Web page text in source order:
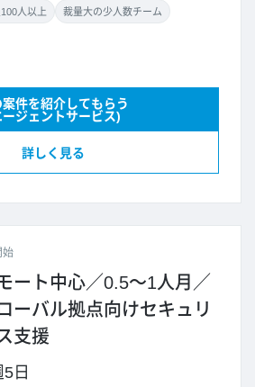
人以上 裁量大の少人数チーム
詳しく見る
案件を紹介してもらう
ジェントサービス)
始
ート中心／0.5～1人月／
ーバル拠点向けセキュリ
支援
5日